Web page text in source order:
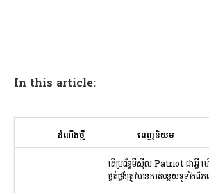
In this article:
ដំណឹងថ្មី ពេញនិយម
តើប្រព័ន្ធមីស៊ីល Patriot ជាអ្វី ហ
ផ្គត់ផ្គង់ត្រូវបានកាត់បន្ថយទូទាំង